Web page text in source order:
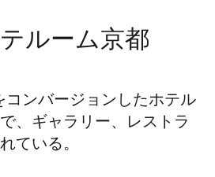
ルーム京都
ンバージョンしたホテル
、ギャラリー、レストラ
ている。